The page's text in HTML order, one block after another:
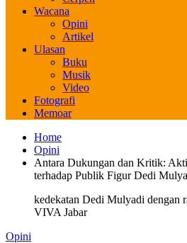
Wacana
Opini
Artikel
Ulasan
Buku
Musik
Video
Fotografi
Memoar
Home
Opini
Antara Dukungan dan Kritik:
terhadap Publik Figur Dedi
kedekatan Dedi Mulyadi dengan
VIVA Jabar
Opini